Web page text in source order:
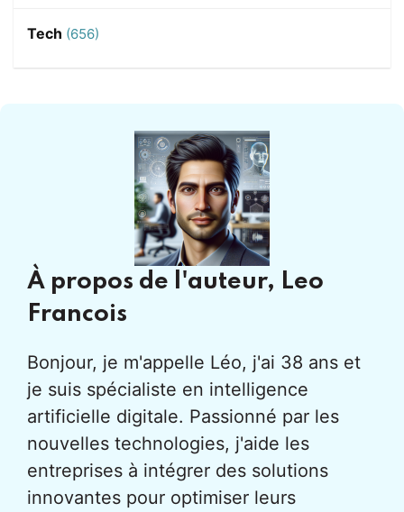
Tech (656)
À propos de l'auteur, Leo
Francois
Bonjour, je m'appelle Léo, j'ai 38 ans et
je suis spécialiste en intelligence
artificielle digitale. Passionné par les
nouvelles technologies, j'aide les
entreprises à intégrer des solutions
innovantes pour optimiser leurs